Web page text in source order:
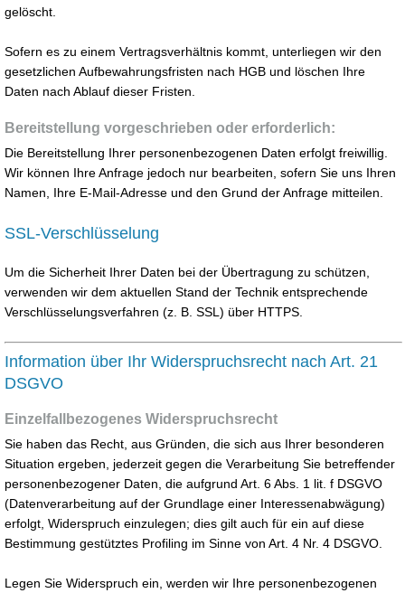
gelöscht.
Sofern es zu einem Vertragsverhältnis kommt, unterliegen wir den
gesetzlichen Aufbewahrungsfristen nach HGB und löschen Ihre
Daten nach Ablauf dieser Fristen.
Bereitstellung vorgeschrieben oder erforderlich:
Die Bereitstellung Ihrer personenbezogenen Daten erfolgt freiwillig.
Wir können Ihre Anfrage jedoch nur bearbeiten, sofern Sie uns Ihren
Namen, Ihre E-Mail-Adresse und den Grund der Anfrage mitteilen.
SSL-Verschlüsselung
Um die Sicherheit Ihrer Daten bei der Übertragung zu schützen,
verwenden wir dem aktuellen Stand der Technik entsprechende
Verschlüsselungsverfahren (z. B. SSL) über HTTPS.
Information über Ihr Widerspruchsrecht nach Art. 21
DSGVO
Einzelfallbezogenes Widerspruchsrecht
Sie haben das Recht, aus Gründen, die sich aus Ihrer besonderen
Situation ergeben, jederzeit gegen die Verarbeitung Sie betreffender
personenbezogener Daten, die aufgrund Art. 6 Abs. 1 lit. f DSGVO
(Datenverarbeitung auf der Grundlage einer Interessenabwägung)
erfolgt, Widerspruch einzulegen; dies gilt auch für ein auf diese
Bestimmung gestütztes Profiling im Sinne von Art. 4 Nr. 4 DSGVO.
Legen Sie Widerspruch ein, werden wir Ihre personenbezogenen